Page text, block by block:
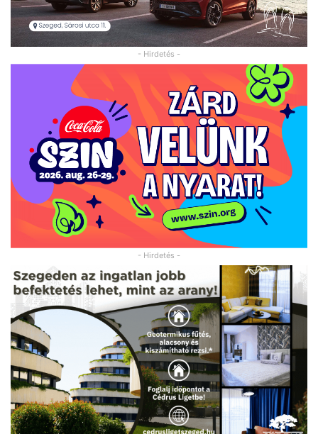
- Hirdetés -
- Hirdetés -